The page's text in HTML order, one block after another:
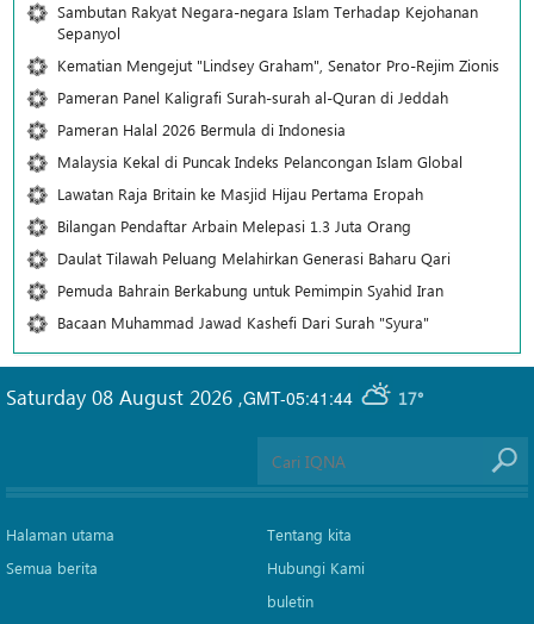
Sambutan Rakyat Negara-negara Islam Terhadap Kejohanan
Sepanyol
Kematian Mengejut "Lindsey Graham", Senator Pro-Rejim Zionis
Pameran Panel Kaligrafi Surah-surah al-Quran di Jeddah
Pameran Halal 2026 Bermula di Indonesia
Malaysia Kekal di Puncak Indeks Pelancongan Islam Global
Lawatan Raja Britain ke Masjid Hijau Pertama Eropah
Bilangan Pendaftar Arbain Melepasi 1.3 Juta Orang
Daulat Tilawah Peluang Melahirkan Generasi Baharu Qari
Pemuda Bahrain Berkabung untuk Pemimpin Syahid Iran
Bacaan Muhammad Jawad Kashefi Dari Surah "Syura"
GMT-05:41:44 17°
Saturday 08 August 2026 ,
Halaman utama
Semua berita
Tentang kita
Hubungi Kami
buletin